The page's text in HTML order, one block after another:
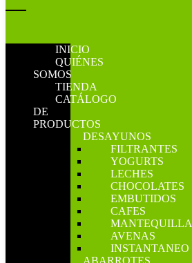
INICIO
QUIÉNES
SOMOS
TIENDA
CATÁLOGO
DE
PRODUCTOS
DESAYUNOS
FILTRANTES
YOGURTS
LECHES
CHOCOLATES
EMBUTIDOS
CAFES
MANTEQUILLA
AVENAS
INSTANTANEO
ABARROTES